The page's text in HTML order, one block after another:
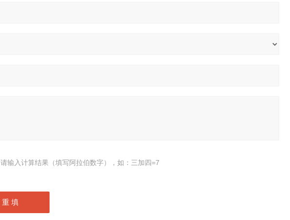
请输入计算结果（填写阿拉伯数字），如：三加四=7